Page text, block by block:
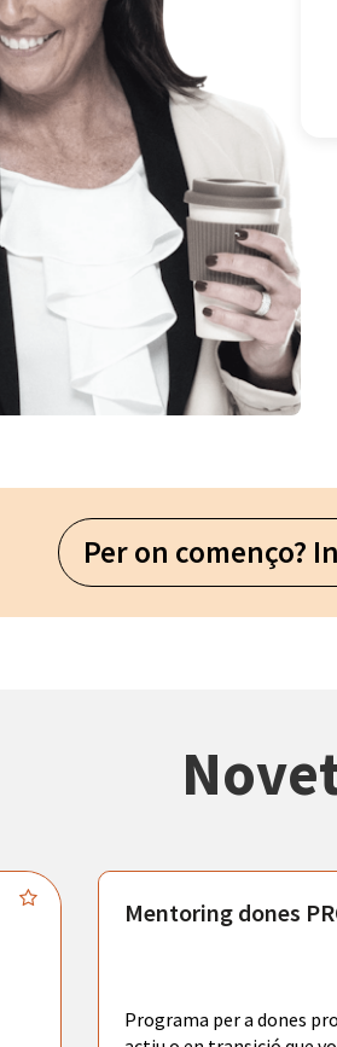
Per on
Mentoring dones
Programa per a dones